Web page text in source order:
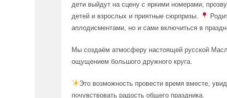
дети выйдут на сцену с яркими номерами,
детей и взрослых и приятные сюрпризы.
аплодисментами, но и сами включиться в
Мы создаём атмосферу настоящей русской
ощущением большого дружного круга.
Это возможность провести время вместе,
почувствовать радость общего праздника.